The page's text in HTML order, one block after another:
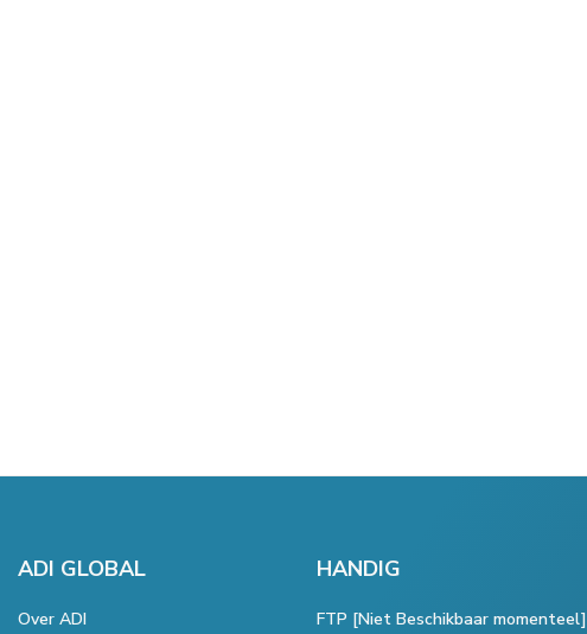
ADI GLOBAL
Over ADI
HANDIG
FTP [Niet Beschikbaar momenteel]